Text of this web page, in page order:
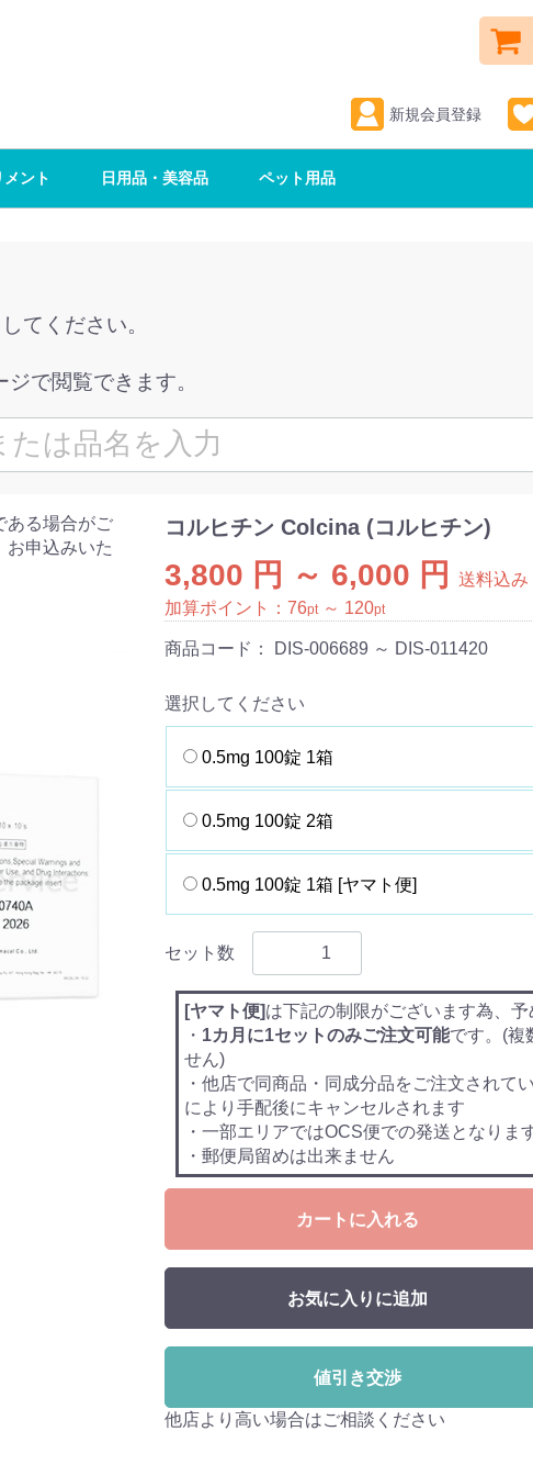
新規会員登録
ント 日用品・美容品 ペット用品
てください。
で閲覧できます。
ある場合がご
お申込みいた
コルヒチン Colcina (コルヒチン)
3,800 円 ～ 6,000 円
送料込み
加算ポイント： 76pt ～ 120pt
商品コード： DIS-006689 ～ DIS-011420
選択してください
0.5mg 100錠 1箱
0.5mg 100錠 2箱
0.5mg 100錠 1箱 [ヤマト便]
セット数
[ヤマト便]は下記の制限がございます為、
・ 1カ月に1セットのみご注文可能です。(複
せん)
・他店で同商品・同成分品をご注文されて
により手配後にキャンセルされます
・一部エリアではOCS便での発送となりま
・郵便局留めは出来ません
カートに入れる
お気に入りに追加
値引き交渉
他店より高い場合はご相談ください